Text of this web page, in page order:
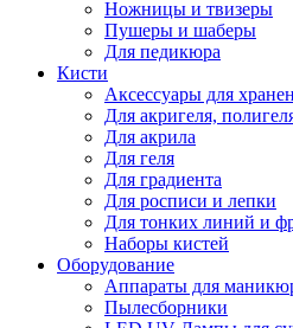
Ножницы и твизеры
Пушеры и шаберы
Для педикюра
Кисти
Аксессуары для
Для акригеля,
Для акрила
Для геля
Для градиента
Для росписи и лепки
Для тонких линий и
Наборы кистей
Оборудование
Аппараты для
Пылесборники